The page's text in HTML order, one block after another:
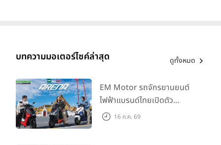
บทความมอเตอร์ไซค์ล่าสุด ดูทั้งหมด
EM Motor รถจักรยานยนต์
ไฟฟ้าแบรนด์ไทยเปิดตัว
ARENA ที่มาในราคาพิเศษ
16 ก.ค. 69